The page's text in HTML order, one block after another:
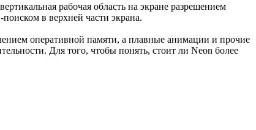
рабочая область на экране разрешением
в верхней части экрана.
оперативной памяти, а плавные анимации и прочие
Для того, чтобы понять, стоит ли Neon более